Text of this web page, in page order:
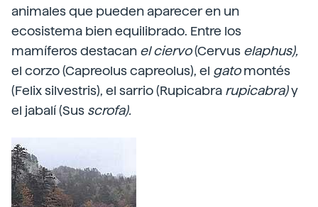
animales que pueden aparecer en un
ecosistema bien equilibrado. Entre los
mamíferos destacan el ciervo(Cervus elaphus),
el corzo (Capreolus capreolus), el gato montés
(Felix silvestris), el sarrio (Rupicabra rupicabra)y
el jabalí (Sus scrofa).